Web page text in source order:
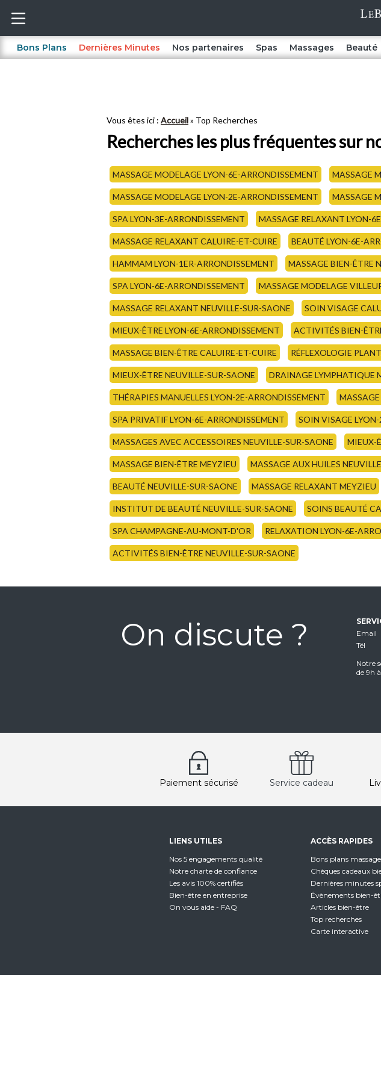
Bons Plans Dernières Minutes Nos partenaires Spas Massages Beauté
Vous êtes ici : Accueil Top Recherches
Recherches les plus fréquentes sur
MASSAGE MODELAGE LYON-6E-ARRONDISSEMENT MASSAGE
MASSAGE MODELAGE LYON-2E-ARRONDISSEMENT MASSAGE
SPA LYON-3E-ARRONDISSEMENT MASSAGE RELAXANT LYON-
MASSAGE RELAXANT CALUIRE-ET-CUIRE BEAUTÉ LYON-6E-
HAMMAM LYON-1ER-ARRONDISSEMENT MASSAGE BIEN-ÊTRE
SPA LYON-6E-ARRONDISSEMENT MASSAGE MODELAGE
MASSAGE RELAXANT NEUVILLE-SUR-SAONE SOIN VISAGE
MIEUX-ÊTRE LYON-6E-ARRONDISSEMENT ACTIVITÉS BIEN-
MASSAGE BIEN-ÊTRE CALUIRE-ET-CUIRE RÉFLEXOLOGIE
MIEUX-ÊTRE NEUVILLE-SUR-SAONE DRAINAGE LYMPHATIQUE
THÉRAPIES MANUELLES LYON-2E-ARRONDISSEMENT
SPA PRIVATIF LYON-6E-ARRONDISSEMENT SOIN VISAGE
MASSAGES AVEC ACCESSOIRES NEUVILLE-SUR-SAONE MIEUX-
MASSAGE BIEN-ÊTRE MEYZIEU MASSAGE AUX HUILES
BEAUTÉ NEUVILLE-SUR-SAONE MASSAGE RELAXANT MEYZIEU
INSTITUT DE BEAUTÉ NEUVILLE-SUR-SAONE SOINS BEAUTÉ
SPA CHAMPAGNE-AU-MONT-D'OR RELAXATION LYON-6E-
ACTIVITÉS BIEN-ÊTRE NEUVILLE-SUR-SAONE
On discute ?
Email
Tél
Notre
de 9h
Paiement sécurisé Service cadeau
LIENS UTILES
Nos 5 engagements qualité
Notre charte de confiance
Les avis 100% certifiés
Bien-être en entreprise
On vous aide - FAQ
ACCÈS RAPIDES
Bons plans
Chèques cadeaux
Dernières minutes
Évènements bien-
Articles bien-être
Top recherches
Carte interactive